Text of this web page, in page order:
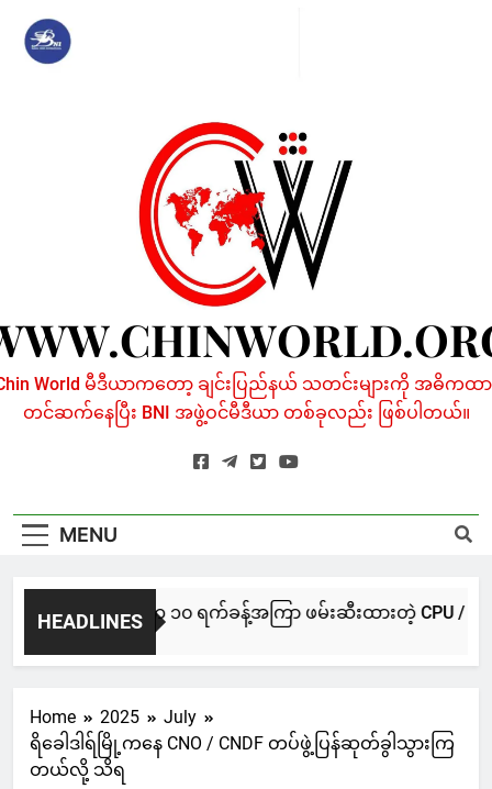
content
World မီဒီယာကတော့ ချင်းပြည်နယ် သတင်းများကို အဓိကထာ
တင်ဆက်နေပြီး BNI အဖွဲ့ဝင်မီဒီယာ တစ်ခုလည်း ဖြစ်ပါတယ်။
MENU
HEADLINES
NUG မကွေးအဖွဲ့က ၁၀ ရက်ခန့်အကြာ ဖမ်းဆီးထားတဲ့ CPU /
1 Day Ago
Home 2025
July
ရိခေါဒါရ်မြို့ကနေ CNO / CNDF တပ်ဖွဲ့ပြန်ဆုတ်ခွါသွားကြ
တယ်လို့ သိရ